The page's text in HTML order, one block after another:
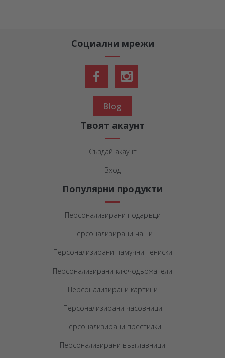
Социални мрежи
Blog
Твоят акаунт
Създай акаунт
Вход
Популярни продукти
Персонализирани подаръци
Персонализирани чаши
Персонализирани памучни тениски
Персонализирани ключодържатели
Персонализирани картини
Персонализирани часовници
Персонализирани престилки
Персонализирани възглавници